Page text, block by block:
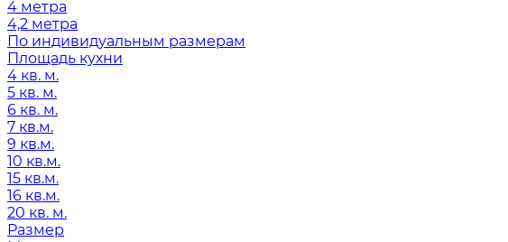
4 метра
4,2 метра
По индивидуальным размерам
Площадь кухни
4 кв. м.
5 кв. м.
6 кв. м.
7 кв.м.
9 кв.м.
10 кв.м.
15 кв.м.
16 кв.м.
20 кв. м.
Размер